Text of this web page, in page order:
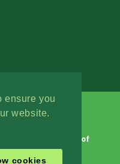
ensure you
website.
cookies
Terms of